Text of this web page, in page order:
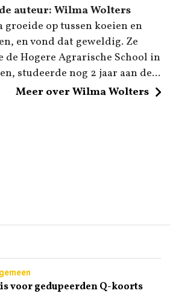
auteur: Wilma Wolters
groeide op tussen koeien en
en vond dat geweldig. Ze
de Hogere Agrarische School in
studeerde nog 2 jaar aan de...
Meer over Wilma Wolters
voor gedupeerden Q-koorts